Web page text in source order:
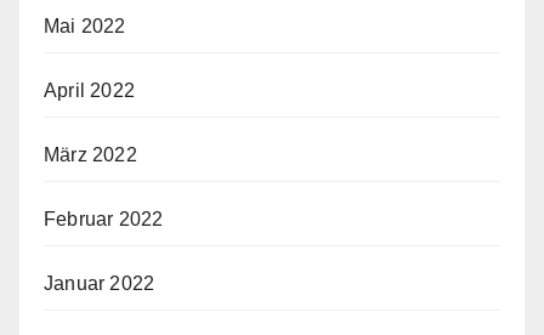
Mai 2022
April 2022
März 2022
Februar 2022
Januar 2022